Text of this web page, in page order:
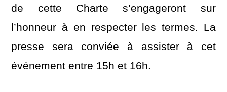
de cette Charte s’engageront sur
l’honneur à en respecter les termes. La
presse sera conviée à assister à cet
événement entre 15h et 16h.